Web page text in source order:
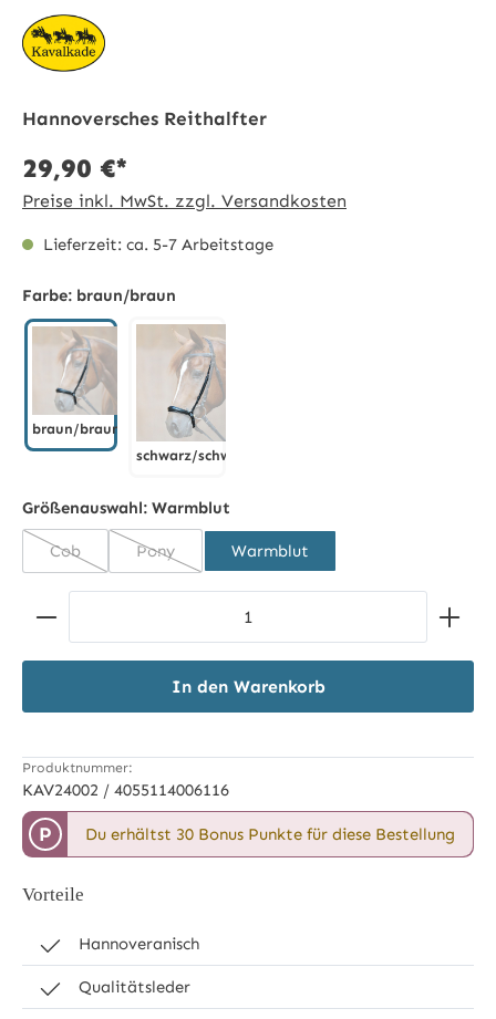
Hannoversches Reithalfter
29,90 €*
Preise inkl. MwSt. zzgl. Versandkosten
Lieferzeit: ca. 5-7 Arbeitstage
Farbe: braun/braun
braun/braun
braun/braunschwarz/schwarz
Größenauswahl: Warmblut
Cob
(Diese Option ist zurzeit nicht verfügbar.)
Pony
(Diese Option ist zurzeit nicht verfügbar.)
Warmblut
Produkt Anzahl: Gib den gewünschten Wert ein
In den Warenkorb
Produktnummer:
KAV24002 / 4055114006116
P Du erhältst 30 Bonus Punkte für diese Bestellung
Vorteile
Hannoveranisch
Qualitätsleder